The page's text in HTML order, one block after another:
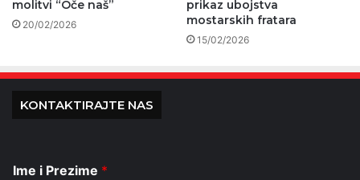
molitvi “Oče naš”
20/02/2026
prikaz ubojstva
mostarskih fratara
15/02/2026
KONTAKTIRAJTE NAS
Ime i Prezime *